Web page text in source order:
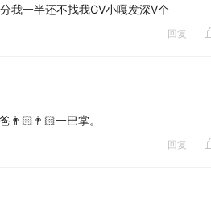
我一半还不找我GV小嘎发深V个
回复
👨🏻👨🏻一巴掌。
回复